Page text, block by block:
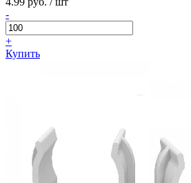
-
+
Купить